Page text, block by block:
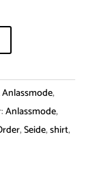
Anlassmode,
Anlassmode,
,Seide,shirt,